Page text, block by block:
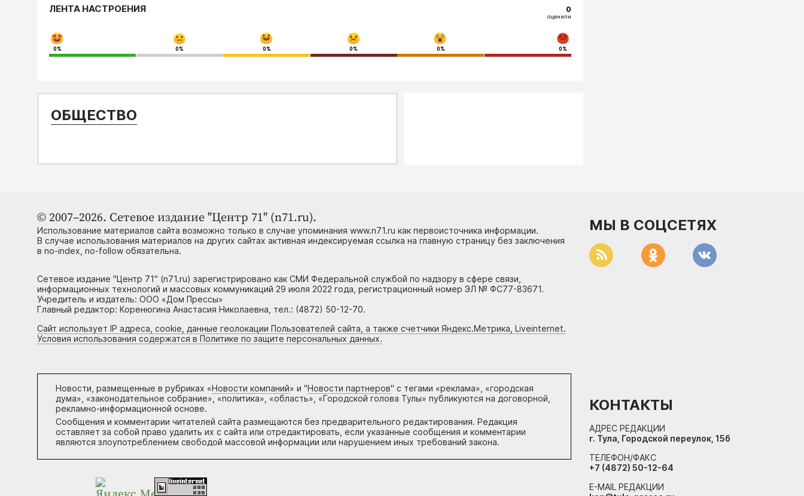
ЛЕНТА НАСТРОЕНИЯ 0
оценили
0% 0% 0% 0% 0% 0%
ОБЩЕСТВО
© 2007–2026. Сетевое издание "Центр 71" (n71.ru).
Использование материалов сайта возможно только в случае упоминания www.n71.ru как первоисточника информации.
В случае использования материалов на других сайтах активная индексируемая ссылка на главную страницу без заключения
в no-index, no-follow обязательна.
Сетевое издание "Центр 71" (n71.ru) зарегистрировано как СМИ Федеральной службой по надзору в сфере связи,
информационных технологий и массовых коммуникаций 29 июля 2022 года, регистрационный номер ЭЛ № ФС77-83671.
Учредитель и издатель: ООО «Дом Прессы»
Главный редактор: Коренюгина Анастасия Николаевна, тел.: (4872) 50-12-70.
Сайт использует IP адреса, cookie, данные геолокации Пользователей сайта, а также счетчики Яндекс.Метрика, Liveinternet.
Условия использования содержатся в Политике по защите персональных данных.
Новости, размещенные в рубриках «Новости компаний» и "Новости партнеров" с тегами «реклама», «городская
дума», «законодательное собрание», «политика», «область», «Городской голова Тулы» публикуются на договорной,
рекламно-информационной основе.
Сообщения и комментарии читателей сайта размещаются без предварительного редактирования. Редакция
оставляет за собой право удалить их с сайта или отредактировать, если указанные сообщения и комментарии
являются злоупотреблением свободой массовой информации или нарушением иных требований закона.
МЫ В СОЦСЕТЯХ
КОНТАКТЫ
АДРЕС РЕДАКЦИИ
г. Тула, Городской переулок, 15б
ТЕЛЕФОН/ФАКС
+7 (4872) 50-12-64
E-MAIL РЕДАКЦИИ